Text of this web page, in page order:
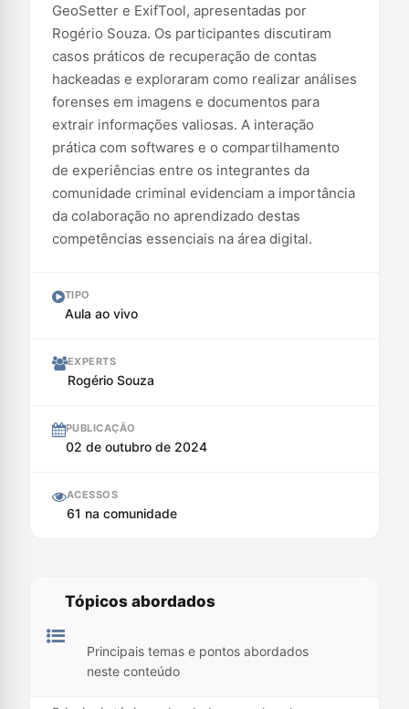
GeoSetter e ExifTool, apresentadas por
Rogério Souza. Os participantes discutiram
casos práticos de recuperação de contas
hackeadas e exploraram como realizar análises
forenses em imagens e documentos para
extrair informações valiosas. A interação
prática com softwares e o compartilhamento
de experiências entre os integrantes da
comunidade criminal evidenciam a importância
da colaboração no aprendizado destas
competências essenciais na área digital.
TIPO
Aula ao vivo
EXPERTS
Rogério Souza
PUBLICAÇÃO
02 de outubro de 2024
ACESSOS
61 na comunidade
Tópicos abordados
Principais temas e pontos abordados
neste conteúdo